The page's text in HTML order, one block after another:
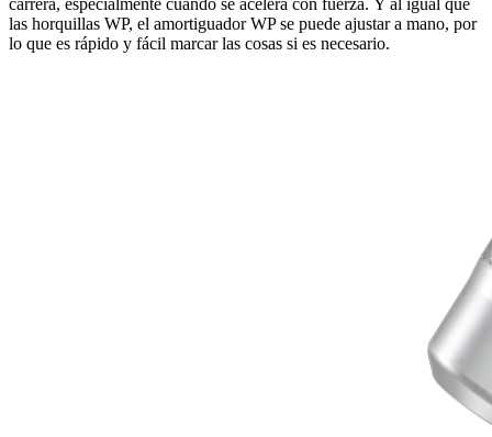
las horquillas WP, el amortiguador WP se puede ajustar a mano, por
lo que es rápido y fácil marcar las cosas si es necesario.